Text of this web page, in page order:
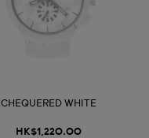
CHEQUERED WHITE
HK$1,220.00